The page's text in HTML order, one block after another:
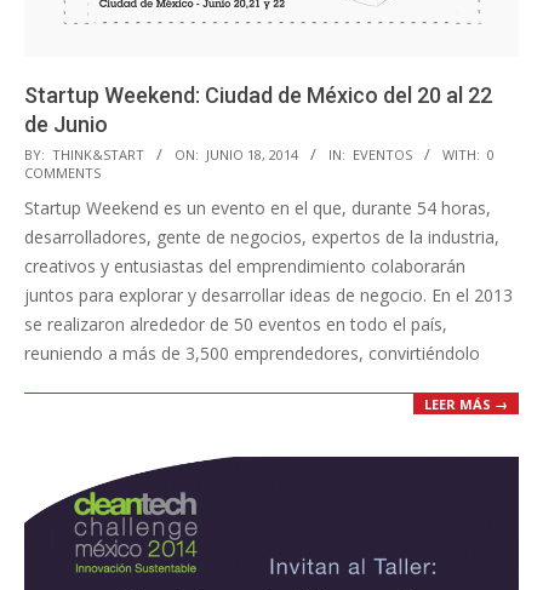
Startup Weekend: Ciudad de México del 20 al 22
de Junio
2014-
06-
18
BY: THINK&START ON: JUNIO 18, 2014 IN: EVENTOS WITH: 0
COMMENTS
Startup Weekend es un evento en el que, durante 54 horas,
desarrolladores, gente de negocios, expertos de la industria,
creativos y entusiastas del emprendimiento colaborarán
juntos para explorar y desarrollar ideas de negocio. En el 2013
se realizaron alrededor de 50 eventos en todo el país,
reuniendo a más de 3,500 emprendedores, convirtiéndolo
LEER MÁS →